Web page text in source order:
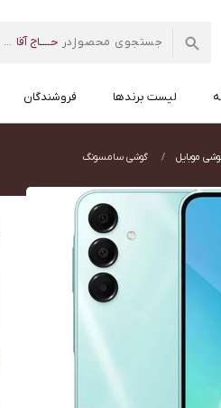
در حــــاج آقا ...
لیست برندها فروشندگان
موبایل گوشی سامسونگ